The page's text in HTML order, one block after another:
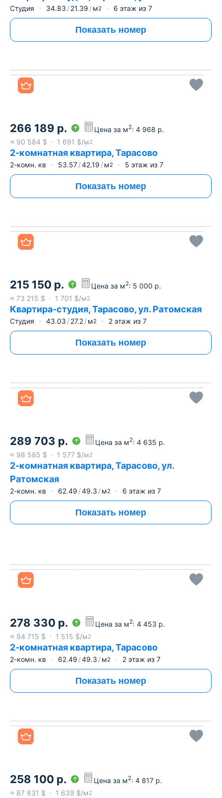
Студия 34.83 21.39 м2 6 этаж из 7
Показать номер
Все фото
266 189 р. Цена за м2: 4 968 р.
≈ 90 584 $ 1 691 $/м2
2-комнатная квартира, Тарасово
2-комн. кв 53.57 42.19 м2 5 этаж из 7
Показать номер
Все фото
215 150 р. Цена за м2: 5 000 р.
≈ 73 215 $ 1 701 $/м2
Квартира-студия, Тарасово, ул. Ратомская
Студия 43.03 27.2 м2 2 этаж из 7
Показать номер
Все фото
289 703 р. Цена за м2: 4 635 р.
≈ 98 585 $ 1 577 $/м2
2-комнатная квартира, Тарасово, ул.
Ратомская
2-комн. кв 62.49 49.3 м2 6 этаж из 7
Показать номер
Все фото
278 330 р. Цена за м2: 4 453 р.
≈ 94 715 $ 1 515 $/м2
2-комнатная квартира, Тарасово
2-комн. кв 62.49 49.3 м2 2 этаж из 7
Показать номер
Все фото
258 100 р. Цена за м2: 4 817 р.
≈ 87 831 $ 1 639 $/м2